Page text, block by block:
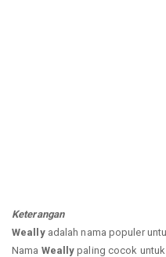
Keterangan
Weallyadalah nama populer
Nama Weally paling cocok untuk